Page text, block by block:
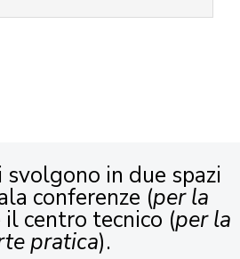
svolgono in due spazi
conferenze (per la
il centro tecnico (per la
pratica).